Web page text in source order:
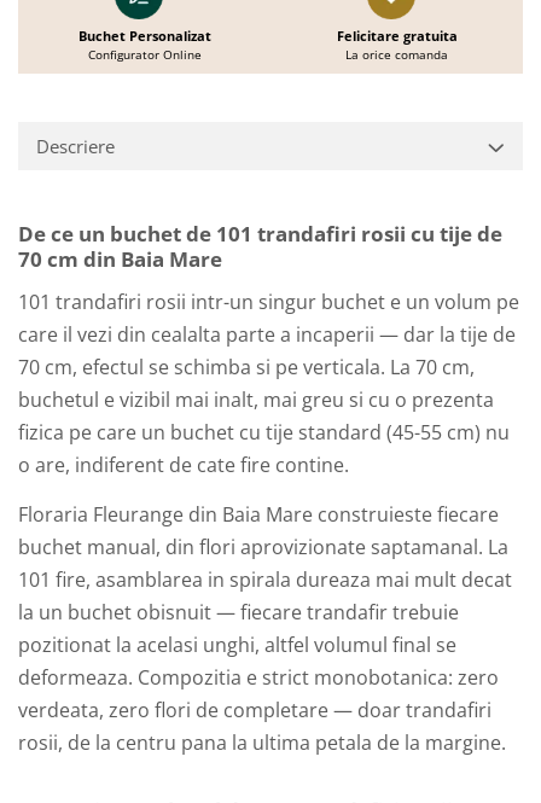
Buchet Personalizat
Configurator Online
Felicitare gratuita
La orice comanda
Descriere
De ce un buchet de 101 trandafiri rosii cu tije de
70 cm din Baia Mare
101 trandafiri rosii intr-un singur buchet e un volum pe
care il vezi din cealalta parte a incaperii — dar la tije de
70 cm, efectul se schimba si pe verticala. La 70 cm,
buchetul e vizibil mai inalt, mai greu si cu o prezenta
fizica pe care un buchet cu tije standard (45-55 cm) nu
o are, indiferent de cate fire contine.
Floraria Fleurange din Baia Mare construieste fiecare
buchet manual, din flori aprovizionate saptamanal. La
101 fire, asamblarea in spirala dureaza mai mult decat
la un buchet obisnuit — fiecare trandafir trebuie
pozitionat la acelasi unghi, altfel volumul final se
deformeaza. Compozitia e strict monobotanica: zero
verdeata, zero flori de completare — doar trandafiri
rosii, de la centru pana la ultima petala de la margine.